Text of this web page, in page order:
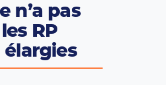
n’a pas
RP
élargies